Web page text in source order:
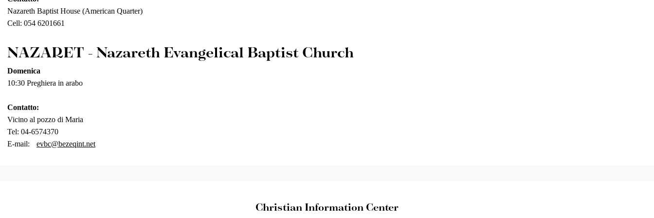
Nazareth Baptist House (American Quarter)
Cell: 054 6201661
NAZARET -Nazareth Evangelical Baptist Church
Domenica
10:30 Preghiera in arabo
Contatto:
Vicino al pozzo di Maria
Tel: 04-6574370
E-mail:
evbc@bezeqint.net
Christian Information Center